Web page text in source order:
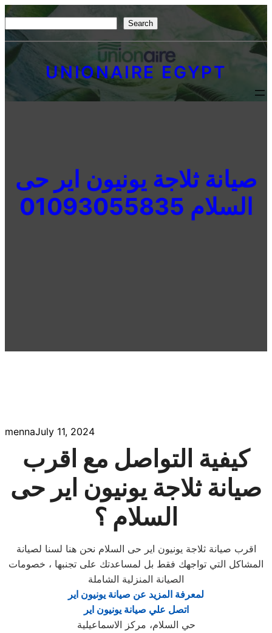
Skip
to
content
e
r
c
Search
UNIONAIRE EGYPT
صيانة ثلاجة يونيون اير حى
السلام 01093055835
mennaJuly 11, 2024
كيفية التواصل مع اقرب
صيانة ثلاجة يونيون اير حى
السلام ؟
اقرب صيانة ثلاجة يونيون اير حى السلام نحن هنا لسنا لصيانة
المشاكل التي تواجهك فقط بل لمساعدتك على تجنبها ، خصومات
الصيانة المنزلية الشاملة
لمعرفة المزيد عن صيانة يونيون اير
اتصل علي صيانة يونيون اير
حي السلام، مركز الاسماعيلية